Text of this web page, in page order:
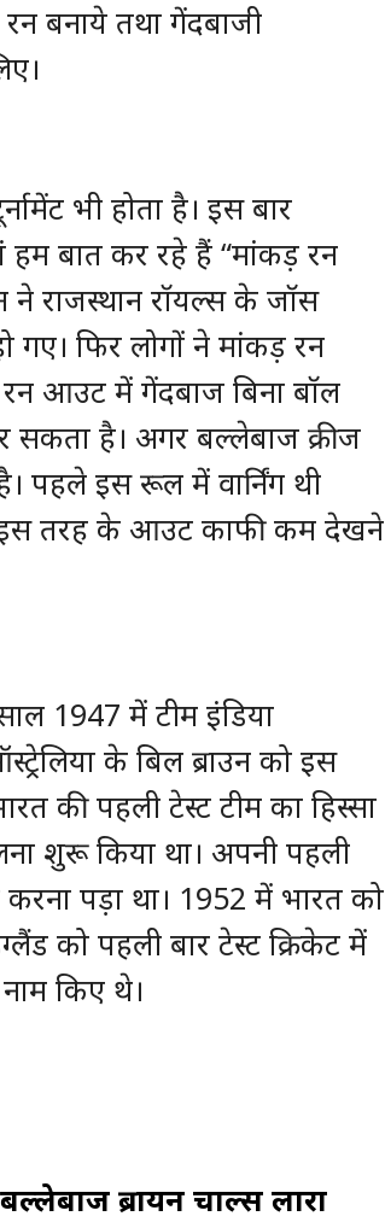
रन बनाये तथा गेंदबाजी
भी होता है। इस बार
बात कर रहे हैं “मांकड़ रन
राजस्थान रॉयल्स के जॉस
फिर लोगों ने मांकड़ रन
आउट में गेंदबाज बिना बॉल
है। अगर बल्लेबाज क्रीज
पहले इस रूल में वार्निंग थी
इस तरह के आउट काफी कम देखने
1947 में टीम इंडिया
के बिल ब्राउन को इस
की पहली टेस्ट टीम का हिस्सा
शुरू किया था। अपनी पहली
पड़ा था। 1952 में भारत को
को पहली बार टेस्ट क्रिकेट में
किए थे।
ब्रायन चार्ल्स लारा